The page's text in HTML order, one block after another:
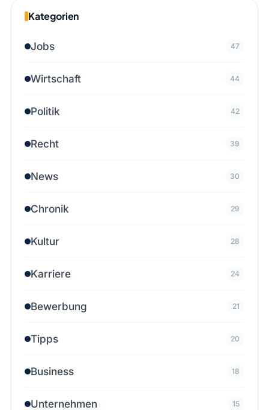
Kategorien
Jobs 47
Wirtschaft 44
Politik 42
Recht 39
News 30
Chronik 29
Kultur 28
Karriere 24
Bewerbung 21
Tipps 20
Business 18
Unternehmen 15